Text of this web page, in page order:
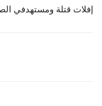
إفلات قتلة ومستهدفي